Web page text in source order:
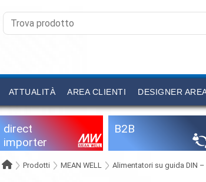
ATTUALITÀ AREA CLIENTI DESIGNER
direct
importer
B2B
Prodotti MEAN WELL Alimentatori su guida DIN